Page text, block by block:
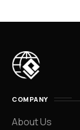
COMPANY
About Us